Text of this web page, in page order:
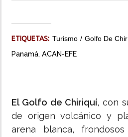
ETIQUETAS: Turismo Golfo De
Panamá, ACAN-EFE
El Golfo de Chiriquí, con
de origen volcánico y
arena blanca,